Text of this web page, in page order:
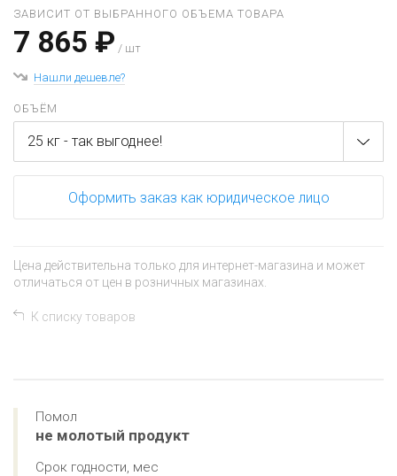
ЗАВИСИТ ОТ ВЫБРАННОГО ОБЪЕМА ТОВАРА
7 865 ₽ / шт
Нашли дешевле?
ОБЪЁМ
25 кг - так выгоднее!
Оформить заказ как юридическое лицо
Цена действительна только для интернет-магазина и может
отличаться от цен в розничных магазинах.
К списку товаров
Помол
не молотый продукт
Срок годности, мес